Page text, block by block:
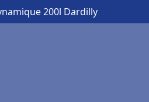
200l Dardilly